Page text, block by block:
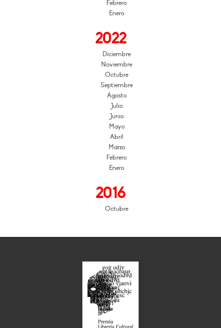
Febrero
Enero
2022
Diciembre
Noviembre
Octubre
Septiembre
Agosto
Julio
Junio
Mayo
Abril
Marzo
Febrero
Enero
2016
Octubre